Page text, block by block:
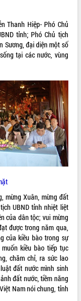
Thanh Hiệp- Phó Chủ
tỉnh; Phó Chủ tịch
Sương, đại diện một số
tại các nước, vùng
mừng Xuân, mừng đất
UBND tỉnh nhiệt liệt
của dân tộc; vui mừng
được trong năm qua,
của kiều bào trong sự
kiều bào tiếp tục
chăm chỉ, ra sức lao
đất nước mình sinh
đất nước, tiềm năng
Nam nói chung, tỉnh